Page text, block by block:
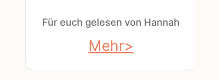
Für euch gelesen von Hannah
Mehr